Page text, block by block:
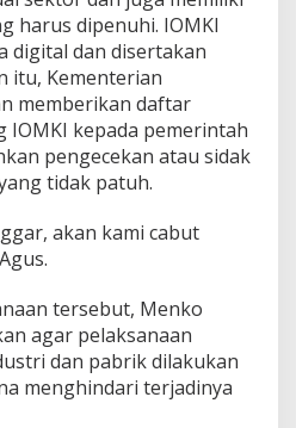
harus dipenuhi. IOMKI
digital dan disertakan
itu, Kementerian
memberikan daftar
IOMKI kepada pemerintah
pengecekan atau sidak
tidak patuh.
akan kami cabut
tersebut, Menko
agar pelaksanaan
dan pabrik dilakukan
menghindari terjadinya